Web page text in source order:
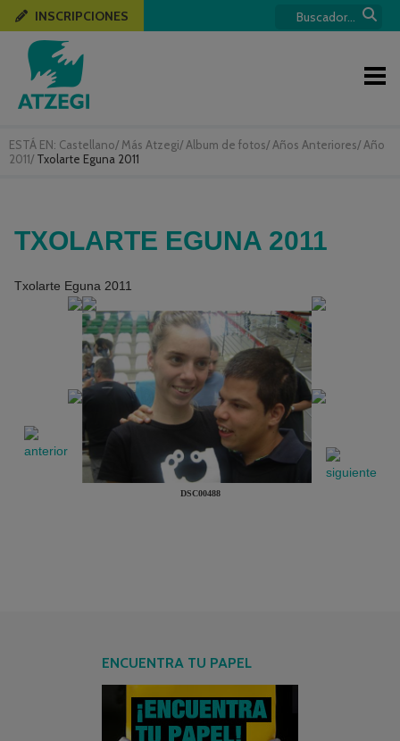
ESTÁ EN: Castellano/ Más Atzegi/ Album de fotos/ Años Anteriores/ Año
2011/ Txolarte Eguna 2011
INSCRIPCIONES
TXOLARTE EGUNA 2011
Txolarte Eguna 2011
DSC00488
ENCUENTRA TU PAPEL